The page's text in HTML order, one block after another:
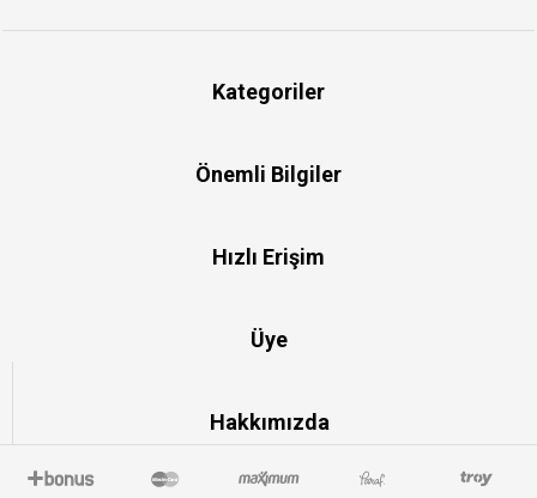
Kategoriler
Önemli Bilgiler
Hızlı Erişim
Üye
Hakkımızda